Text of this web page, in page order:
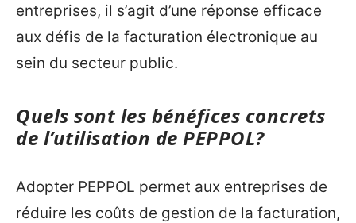
entreprises, il s’agit d’une réponse efficace
aux défis de la facturation électronique au
sein du secteur public.
Quels sont les bénéfices concrets
de l’utilisation de PEPPOL?
Adopter PEPPOL permet aux entreprises de
réduire les coûts de gestion de la facturation,